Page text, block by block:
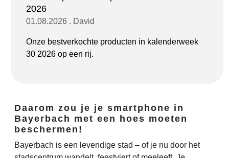
2026
01.08.2026 . David
Onze bestverkochte producten in kalenderweek
30 2026 op een rij.
Daarom zou je je smartphone in
Bayerbach met een hoes moeten
beschermen!
Bayerbach is een levendige stad – of je nu door het